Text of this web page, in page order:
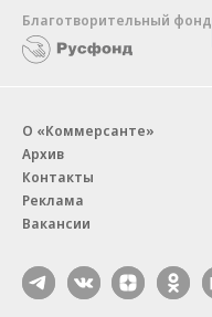
Благотворительный фонд
О «Коммерсанте»
Архив
Контакты
Реклама
Вакансии